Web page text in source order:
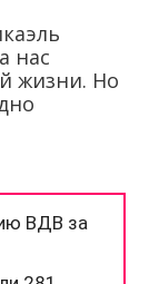
нас
жизни. Но